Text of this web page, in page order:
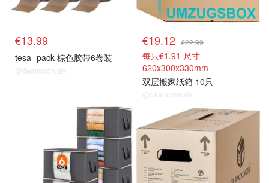
€13.99
tesa pack 棕色胶带6卷装
@dealmoon.de
€19.12 €22.99
每只€1.91 尺寸
620x300x330mm
双层搬家纸箱 10只
@dealmoon.de